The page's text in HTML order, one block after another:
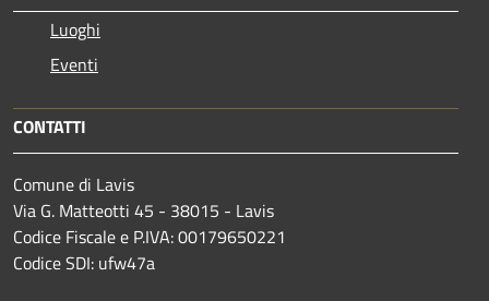
Luoghi
Eventi
CONTATTI
Comune di Lavis
Via G. Matteotti 45 - 38015 - Lavis
Codice Fiscale e P.IVA: 00179650221
Codice SDI: ufw47a